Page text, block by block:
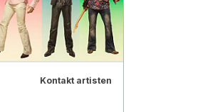
Kontakt artisten